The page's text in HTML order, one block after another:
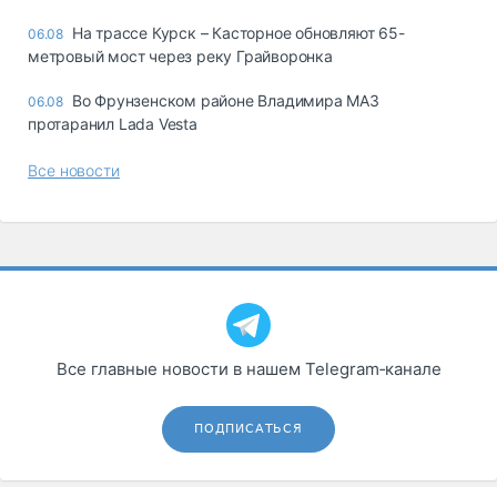
06.08 На трассе Курск – Касторное обновляют 65-
метровый мост через реку Грайворонка
06.08 Во Фрунзенском районе Владимира МАЗ
протаранил Lada Vesta
Все новости
Все главные новости в нашем Telegram‑канале
ПОДПИСАТЬСЯ